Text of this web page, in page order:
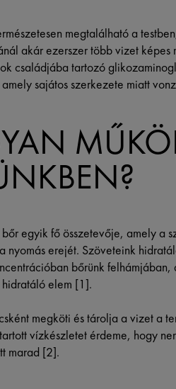
megtalálható a
akár ezerszer több vizet
családjába tartozó
sajátos szerkezete miatt
egyik fő összetevője, amely a
nyomás erejét. Szöveteink
bőrünk
hidratáló elem [1].
megköti és tárolja a vizet a
vízkészletet érdeme, hogy
marad [2].